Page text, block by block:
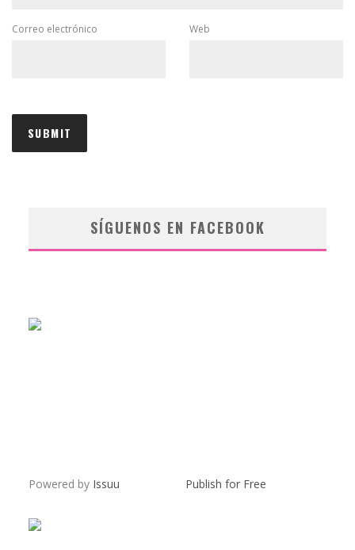
Correo electrónico Web
SÍGUENOS EN FACEBOOK
Powered by Issuu Publish for Free